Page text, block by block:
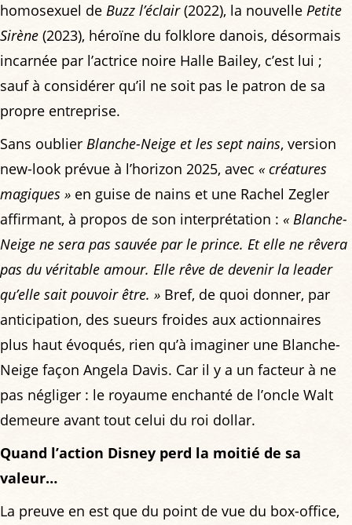
homosexuel de Buzz l’éclair(2022), la nouvelle Petite
Sirène (2023), héroïne du folklore danois, désormais
incarnée par l’actrice noire Halle Bailey, c’est lui ;
sauf à considérer qu’il ne soit pas le patron de sa
propre entreprise.
Sans oublier Blanche-Neige et les sept nains, version
new-look prévue à l’horizon 2025, avec « créatures
magiques » en guise de nains et une Rachel Zegler
affirmant, à propos de son interprétation : « Blanche-
Neige ne sera pas sauvée par le prince. Et elle ne rêvera
pas du véritable amour. Elle rêve de devenir la leader
qu’elle sait pouvoir être. » Bref, de quoi donner, par
anticipation, des sueurs froides aux actionnaires
plus haut évoqués, rien qu’à imaginer une Blanche-
Neige façon Angela Davis. Car il y a un facteur à ne
pas négliger : le royaume enchanté de l’oncle Walt
demeure avant tout celui du roi dollar.
Quand l’action Disney perd la moitié de sa
valeur…
La preuve en est que du point de vue du box-office,